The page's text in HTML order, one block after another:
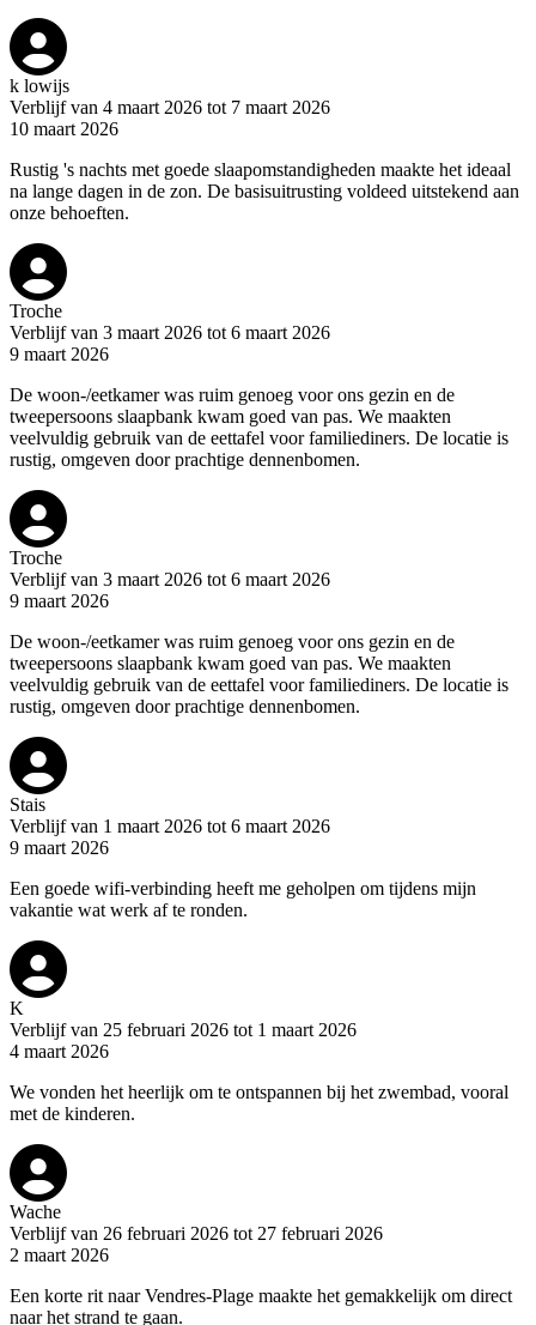
k lowijs
Verblijf van 4 maart 2026 tot 7 maart 2026
10 maart 2026
Rustig 's nachts met goede slaapomstandigheden maakte het ideaal
na lange dagen in de zon. De basisuitrusting voldeed uitstekend aan
onze behoeften.
Troche
Verblijf van 3 maart 2026 tot 6 maart 2026
9 maart 2026
De woon-/eetkamer was ruim genoeg voor ons gezin en de
tweepersoons slaapbank kwam goed van pas. We maakten
veelvuldig gebruik van de eettafel voor familiediners. De locatie is
rustig, omgeven door prachtige dennenbomen.
Troche
Verblijf van 3 maart 2026 tot 6 maart 2026
9 maart 2026
De woon-/eetkamer was ruim genoeg voor ons gezin en de
tweepersoons slaapbank kwam goed van pas. We maakten
veelvuldig gebruik van de eettafel voor familiediners. De locatie is
rustig, omgeven door prachtige dennenbomen.
Stais
Verblijf van 1 maart 2026 tot 6 maart 2026
9 maart 2026
Een goede wifi-verbinding heeft me geholpen om tijdens mijn
vakantie wat werk af te ronden.
K
Verblijf van 25 februari 2026 tot 1 maart 2026
4 maart 2026
We vonden het heerlijk om te ontspannen bij het zwembad, vooral
met de kinderen.
Wache
Verblijf van 26 februari 2026 tot 27 februari 2026
2 maart 2026
Een korte rit naar Vendres-Plage maakte het gemakkelijk om direct
naar het strand te gaan.